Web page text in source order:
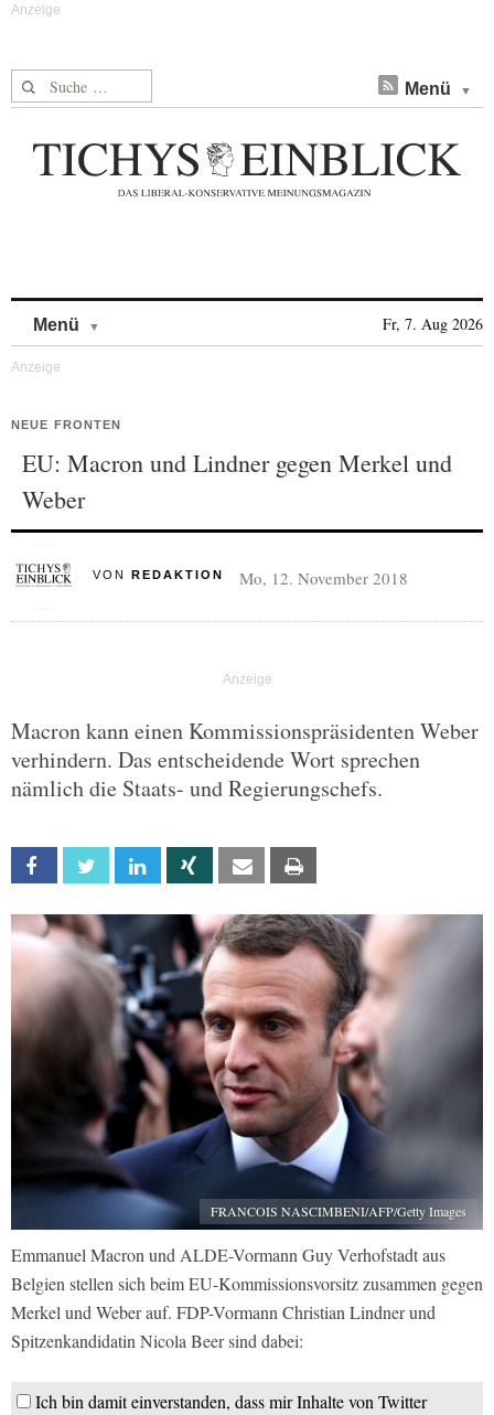
Suche nach: Menü
Menü Fr, 7. Aug 2026
NEUE FRONTEN
EU: Macron und Lindner gegen Merkel und
Weber
VON REDAKTION Mo, 12. November 2018
Macron kann einen Kommissionspräsidenten Weber
verhindern. Das entscheidende Wort sprechen
nämlich die Staats- und Regierungschefs.
Facebook Twitter Linkedin Xing Email
FRANCOIS NASCIMBENI/AFP/Getty Images
Emmanuel Macron und ALDE-Vormann Guy Verhofstadt aus
Belgien stellen sich beim EU-Kommissionsvorsitz zusammen gegen
Merkel und Weber auf. FDP-Vormann Christian Lindner und
Spitzenkandidatin Nicola Beer sind dabei:
Ich bin damit einverstanden, dass mir Inhalte von Twitter